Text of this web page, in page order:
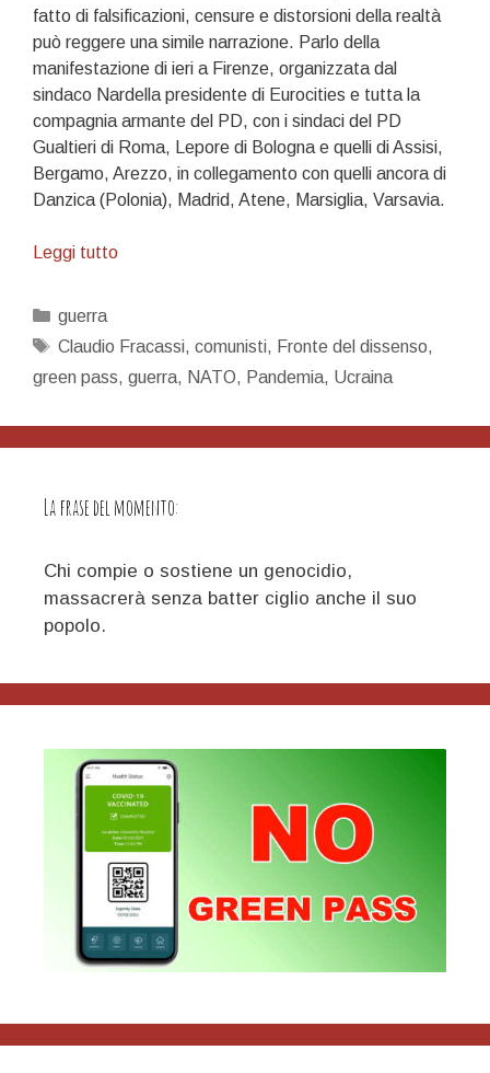
fatto di falsificazioni, censure e distorsioni della realtà
può reggere una simile narrazione. Parlo della
manifestazione di ieri a Firenze, organizzata dal
sindaco Nardella presidente di Eurocities e tutta la
compagnia armante del PD, con i sindaci del PD
Gualtieri di Roma, Lepore di Bologna e quelli di Assisi,
Bergamo, Arezzo, in collegamento con quelli ancora di
Danzica (Polonia), Madrid, Atene, Marsiglia, Varsavia.
Leggi tuttoI
ossimoro
Categorie
guerra
Tag
Claudio Fracassi, comunisti, Fronte del dissenso,
green pass, guerra, NATO, Pandemia, Ucraina
La frase del momento:
Chi compie o sostiene un genocidio,
massacrerà senza batter ciglio anche il suo
popolo.